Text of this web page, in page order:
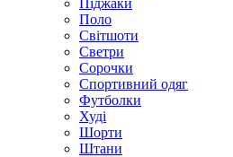
Піджаки
Поло
Світшоти
Светри
Сорочки
Спортивний одяг
Футболки
Худі
Шорти
Штани